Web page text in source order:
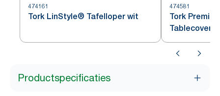
474161
Tork LinStyle® Tafelloper wit
474581
Tork
Tablecover
Productspecificaties